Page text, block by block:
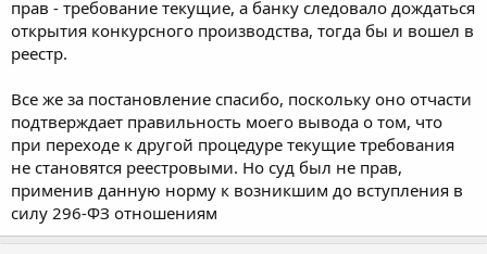
прав - требование текущие, а банку следовало дождаться
открытия конкурсного производства, тогда бы и вошел в
реестр.
Все же за постановление спасибо, поскольку оно отчасти
подтверждает правильность моего вывода о том, что
при переходе к другой процедуре текущие требования
не становятся реестровыми. Но суд был не прав,
применив данную норму к возникшим до вступления в
силу 296-ФЗ отношениям